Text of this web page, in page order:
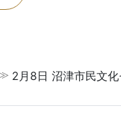
2月8日 沼津市民文